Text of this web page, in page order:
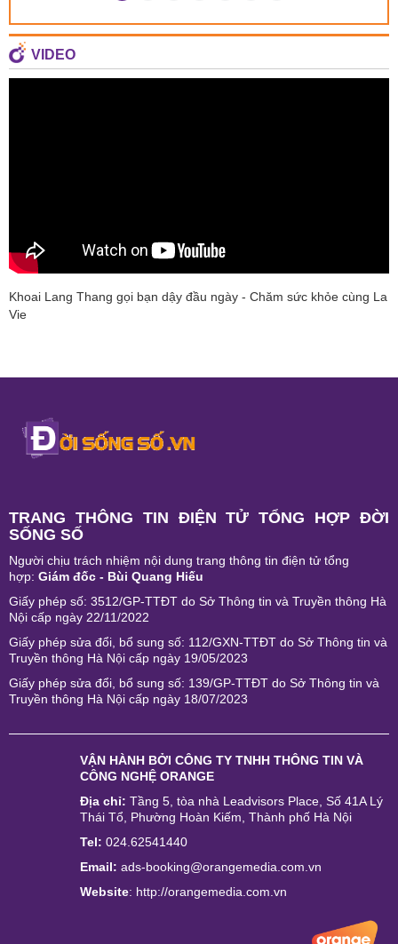
VIDEO
Khoai Lang Thang gọi bạn dậy đầu ngày - Chăm sức khỏe cùng La
Vie
TRANG THÔNG TIN ĐIỆN TỬ TỔNG HỢP ĐỜI
SỐNG SỐ
Người chịu trách nhiệm nội dung trang thông tin điện tử tổng
hợp: Giám đốc - Bùi Quang Hiếu
Giấy phép số: 3512/GP-TTĐT do Sở Thông tin và Truyền thông Hà
Nội cấp ngày 22/11/2022
Giấy phép sửa đổi, bổ sung số: 112/GXN-TTĐT do Sở Thông tin và
Truyền thông Hà Nội cấp ngày 19/05/2023
Giấy phép sửa đổi, bổ sung số: 139/GP-TTĐT do Sở Thông tin và
Truyền thông Hà Nội cấp ngày 18/07/2023
VẬN HÀNH BỞI CÔNG TY TNHH THÔNG TIN VÀ
CÔNG NGHỆ ORANGE
Địa chỉ: Tầng 5, tòa nhà Leadvisors Place, Số 41A Lý
Thái Tổ, Phường Hoàn Kiếm, Thành phố Hà Nội
Tel: 024.62541440
Email: ads-booking@orangemedia.com.vn
Website: http://orangemedia.com.vn